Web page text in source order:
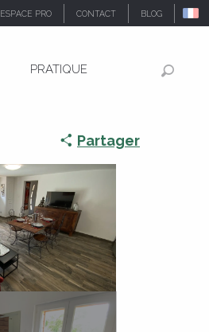
ESPACE PRO CONTACT BLOG
PRATIQUE
Partager